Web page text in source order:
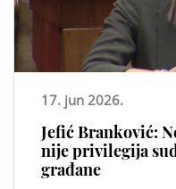
17. jun 2026.
Jefić Branković:
nije privilegija
građane